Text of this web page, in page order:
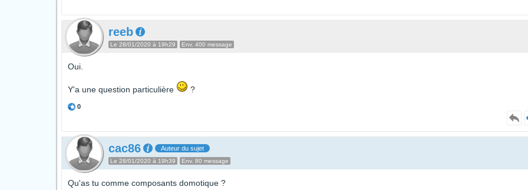
reeb
Le 28/01/2020 à 19h29 Env. 400 message
Oui.
Y'a une question particulière ?
0
cac86 Auteur du sujet
Le 28/01/2020 à 19h39 Env. 80 message
Qu'as tu comme composants domotique ?